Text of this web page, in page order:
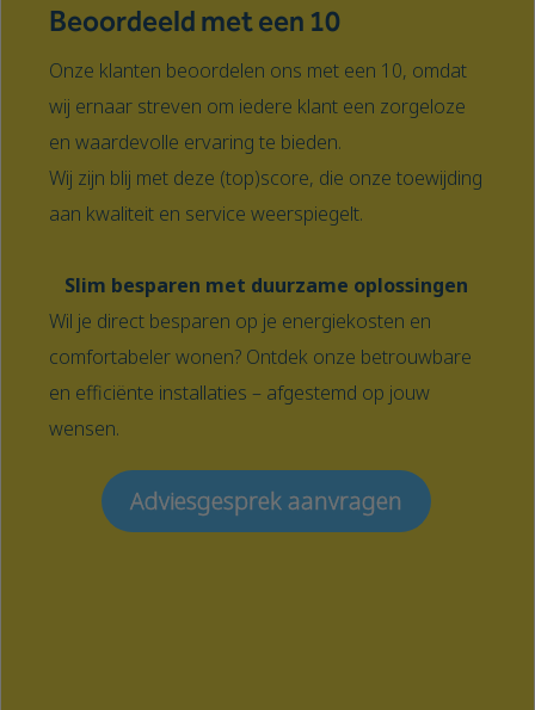
Beoordeeld met een 10
Onze klanten beoordelen ons met een 10, omdat
wij ernaar streven om iedere klant een zorgeloze
en waardevolle ervaring te bieden.
Wij zijn blij met deze (top)score, die onze toewijding
aan kwaliteit en service weerspiegelt.
Slim besparen met duurzame oplossingen
Wil je direct besparen op je energiekosten en
comfortabeler wonen? Ontdek onze betrouwbare
en efficiënte installaties – afgestemd op jouw
wensen.
Adviesgesprek aanvragen